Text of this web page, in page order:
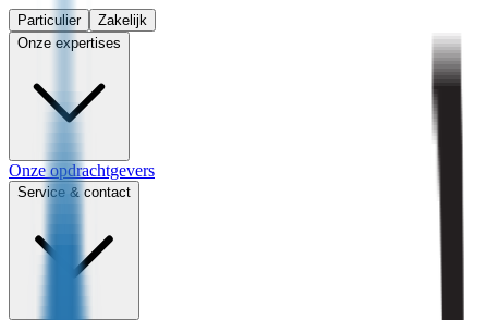
Particulier
Zakelijk
Onze expertises
Onze opdrachtgevers
Service & contact